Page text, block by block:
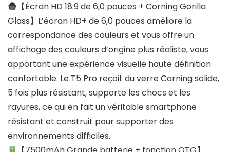
【Écran HD 18:9 de 6,0 pouces + Corning Gorilla
Glass】L’écran HD+ de 6,0 pouces améliore la
correspondance des couleurs et vous offre un
affichage des couleurs d’origine plus réaliste, vous
apportant une expérience visuelle haute définition
confortable. Le T5 Pro reçoit du verre Corning solide,
5 fois plus résistant, supporte les chocs et les
rayures, ce qui en fait un véritable smartphone
résistant et construit pour supporter des
environnements difficiles.